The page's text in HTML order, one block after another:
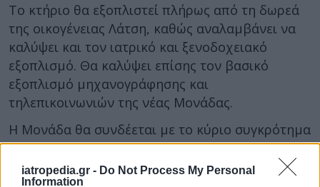
iatropedia.gr - Do Not Process My Personal
Information
Το κτήριο θα εξοπλιστεί πλήρως από τη δωρεά
της οικογένειας Λάτση, καθώς αναλαμβάνει να
καλύψει και τον ιατρικό και ξενοδοχειακό
εξοπλισμό. Θα καλύψει επίσης τον βασικό
εξοπλισμό μηχανογράφησης και
τηλεπικοινωνιών της νέας Μονάδας.
Η Μονάδα θα συνδέεται με το κύριο συγκρότημα
του Πανεπιστημιακού Νοσοκομείου με ανοικτό
αλλά στεγασμένο διάδρομο. Η δωρεά θα καλύψει